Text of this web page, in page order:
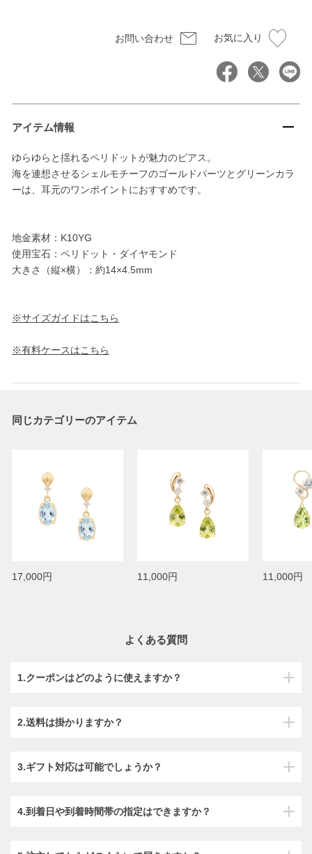
お問い合わせ お気に入り
アイテム情報
ゆらゆらと揺れるペリドットが魅力のピアス。
海を連想させるシェルモチーフのゴールドパーツとグリーンカラ
ーは、耳元のワンポイントにおすすめです。
地金素材：K10YG
使用宝石：ペリドット・ダイヤモンド
大きさ（縦×横）：約14×4.5mm
※サイズガイドはこちら
※有料ケースはこちら
同じカテゴリーのアイテム
17,000円 11,000円 11,000円
よくある質問
1.クーポンはどのように使えますか？
2.送料は掛かりますか？
3.ギフト対応は可能でしょうか？
4.到着日や到着時間帯の指定はできますか？